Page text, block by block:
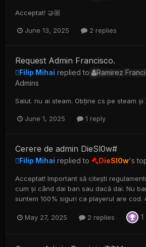
Acceptat! 🤝🏼
June 13, 2025 2 replies
Request Admin Francisco.
Filip Mihai replied to Ramirez
Admins
Salut. nu ai steam. Obține cs pe steam
June 1, 2025 1 reply
Cerere de admin DieSl0w#
Filip Mihai replied to DieSl0w's
Acceptat! Important să citești
cum și când dai ban sau dacă dai. Nu
suntem 100% siguri ca playerul are cod.
May 27, 2025 2 replies 1